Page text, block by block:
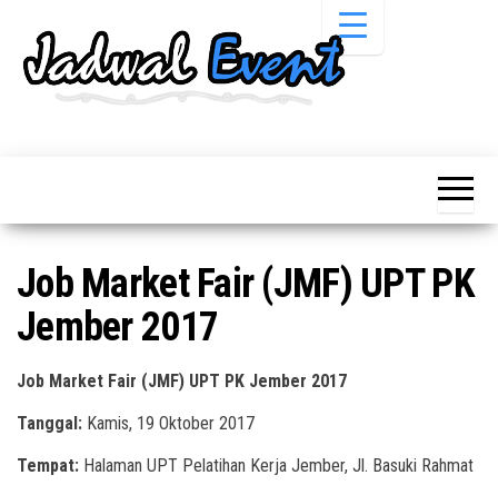
Pameran,
Acara &
Promo
Terbaru
Pameran,
Bazaar,
Workshop,
Job Fair,
Lomba dll.
Job Market Fair (JMF) UPT PK
Jember 2017
Job Market Fair (JMF) UPT PK Jember 2017
Tanggal: Kamis, 19 Oktober 2017
Tempat: Halaman UPT Pelatihan Kerja Jember, Jl. Basuki Rahmat